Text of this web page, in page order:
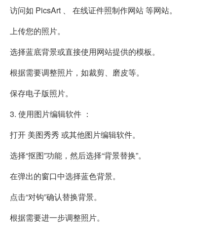
访问如 PicsArt 、 在线证件照制作网站 等网站。
上传您的照片。
选择蓝底背景或直接使用网站提供的模板。
根据需要调整照片，如裁剪、磨皮等。
保存电子版照片。
3. 使用图片编辑软件 ：
打开 美图秀秀 或其他图片编辑软件。
选择“抠图”功能，然后选择“背景替换”。
在弹出的窗口中选择蓝色背景。
点击“对钩”确认替换背景。
根据需要进一步调整照片。